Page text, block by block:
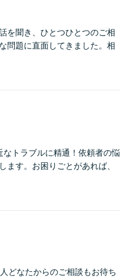
聞き、ひとつひとつのご相
問題に直面してきました。相
なトラブルに精通！依頼者の悩
す。お困りごとがあれば、
どなたからのご相談もお待ち